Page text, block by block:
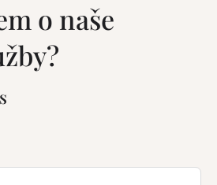
o naše